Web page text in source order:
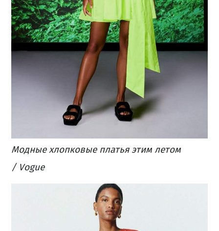
Модные хлопковые платья этим летом
/ Vogue